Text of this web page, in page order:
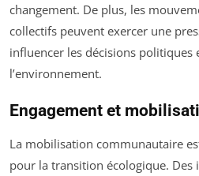
changement. De plus, les
collectifs peuvent exercer une
influencer les décisions politiques
l’environnement.
Engagement et
La mobilisation communautaire
pour la transition écologique. Des